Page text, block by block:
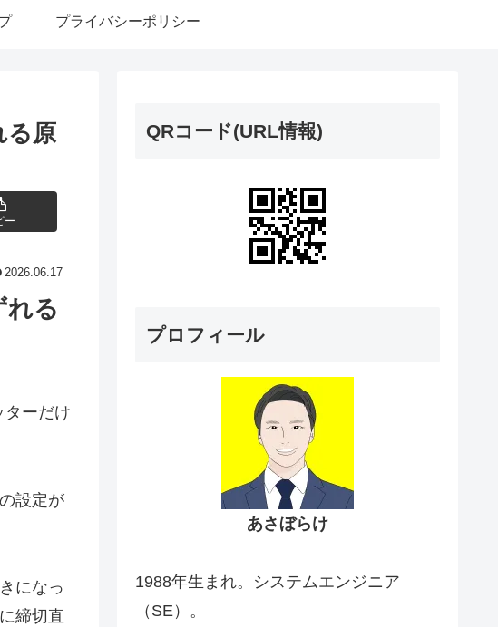
プライバシーポリシー
る原
ー
2026.06.17
れる
ターだけ
設定が
になっ
締切直
QRコード(URL情報)
プロフィール
あさぼらけ
1988年生まれ。システムエンジニア
（SE）。